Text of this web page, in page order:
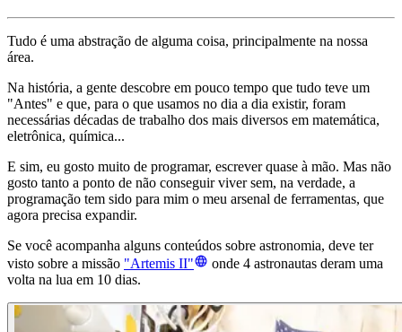
Tudo é uma abstração de alguma coisa, principalmente na nossa
área.
Na história, a gente descobre em pouco tempo que tudo teve um
"Antes" e que, para o que usamos no dia a dia existir, foram
necessárias décadas de trabalho dos mais diversos em matemática,
eletrônica, química...
E sim, eu gosto muito de programar, escrever quase à mão. Mas não
gosto tanto a ponto de não conseguir viver sem, na verdade, a
programação tem sido para mim o meu arsenal de ferramentas, que
agora precisa expandir.
Se você acompanha alguns conteúdos sobre astronomia, deve ter
visto sobre a missão "Artemis II"
onde 4 astronautas deram uma
volta na lua em 10 dias.